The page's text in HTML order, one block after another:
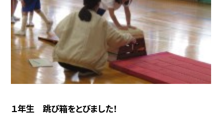
１年生 跳び箱をとびました！